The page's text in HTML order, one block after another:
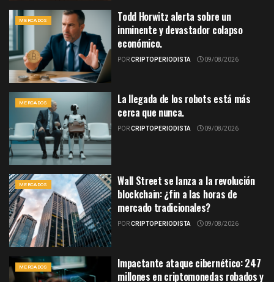
MERCADOS
Todd Horwitz alerta sobre un
inminente y devastador colapso
económico.
PORCRIPTOPERIODISTA 09/08/2026
MERCADOS
La llegada de los robots está más
cerca que nunca.
PORCRIPTOPERIODISTA 09/08/2026
MERCADOS
Wall Street se lanza a la revolución
blockchain: ¿fin a las horas de
mercado tradicionales?
PORCRIPTOPERIODISTA 09/08/2026
MERCADOS
Impactante ataque cibernético: 247
millones en criptomonedas robados y